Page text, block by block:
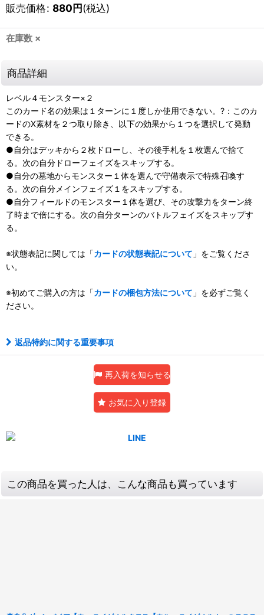
販売価格: 880円(税込)
在庫数 ×
商品詳細
レベル４モンスター×２
このカード名の効果は１ターンに１度しか使用できない。?：このカ
ードのX素材を２つ取り除き、以下の効果から１つを選択して発動
できる。
●自分はデッキから２枚ドローし、その後手札を１枚選んで捨て
る。次の自分ドローフェイズをスキップする。
●自分の墓地からモンスター１体を選んで守備表示で特殊召喚す
る。次の自分メインフェイズ１をスキップする。
●自分フィールドのモンスター１体を選び、その攻撃力をターン終
了時まで倍にする。次の自分ターンのバトルフェイズをスキップす
る。
※状態表記に関しては「カードの状態表記について 」をご覧くださ
い。
※初めてご購入の方は「カードの梱包方法について 」を必ずご覧く
ださい。
返品特約に関する重要事項
再入荷を知らせる
お気に入り登録
この商品を買った人は、こんな商品も買っています